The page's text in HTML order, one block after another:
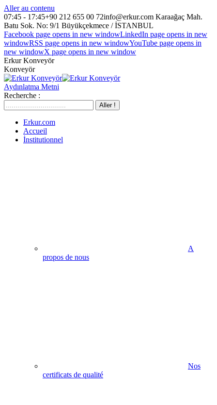
Aller au contenu
07:45 - 17:45+90 212 655 00 72info@erkur.com Karaağaç Mah.
Batu Sok. No: 9/1 Büyükçekmece / İSTANBUL
Facebook page opens in new windowLinkedIn page opens in new
windowRSS page opens in new windowYouTube page opens in
new windowX page opens in new window
Erkur Konveyör
Konveyör
Aydınlatma Metni
Recherche :
Erkur.com
Accueil
İnstitutionnel
A
propos de nous
Nos
certificats de qualité